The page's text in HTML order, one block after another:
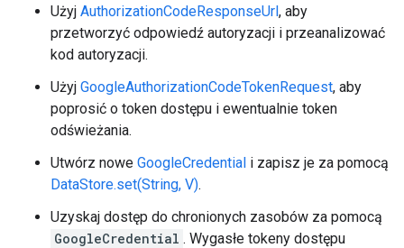
Użyj AuthorizationCodeResponseUrl, aby
przetworzyć odpowiedź autoryzacji i przeanalizować
kod autoryzacji.
Użyj GoogleAuthorizationCodeTokenRequest, aby
poprosić o token dostępu i ewentualnie token
odświeżania.
Utwórz nowe GoogleCredential i zapisz je za pomocą
DataStore.set(String, V).
Uzyskaj dostęp do chronionych zasobów za pomocą
GoogleCredential . Wygasłe tokeny dostępu